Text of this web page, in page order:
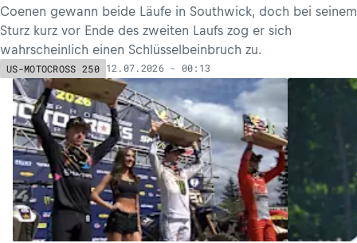
Coenen gewann beide Läufe in Southwick, doch bei seinem
Sturz kurz vor Ende des zweiten Laufs zog er sich
wahrscheinlich einen Schlüsselbeinbruch zu.
US-MOTOCROSS 250 12.07.2026 - 00:13